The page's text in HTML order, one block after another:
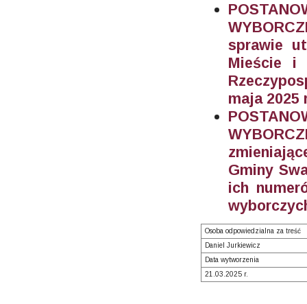
sprawie
Mieście i
maja 2025
Gminy
ich
Osoba odpowiedzialna za treść
Daniel Jurkiewicz
Data wytworzenia
21.03.2025 r.